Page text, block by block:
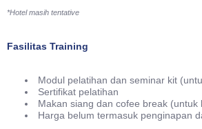
*Hotel masih tentative
Fasilitas Training
Modul pelatihan dan seminar kit
Sertifikat pelatihan
Makan siang dan cofee break (untuk
Harga belum termasuk penginapan